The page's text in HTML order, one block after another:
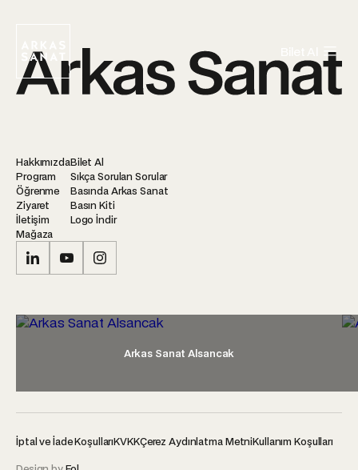
Hakkımızda
Program
Öğrenme
Ziyaret
İletişim
Mağaza
Bilet Al
Sıkça Sorulan Sorular
Basında Arkas Sanat
Basın Kiti
Logo İndir
Arkas Sanat Alsancak
İptal ve İade KoşullarıKVKKÇerez Aydınlatma MetniKullanım Koşulları